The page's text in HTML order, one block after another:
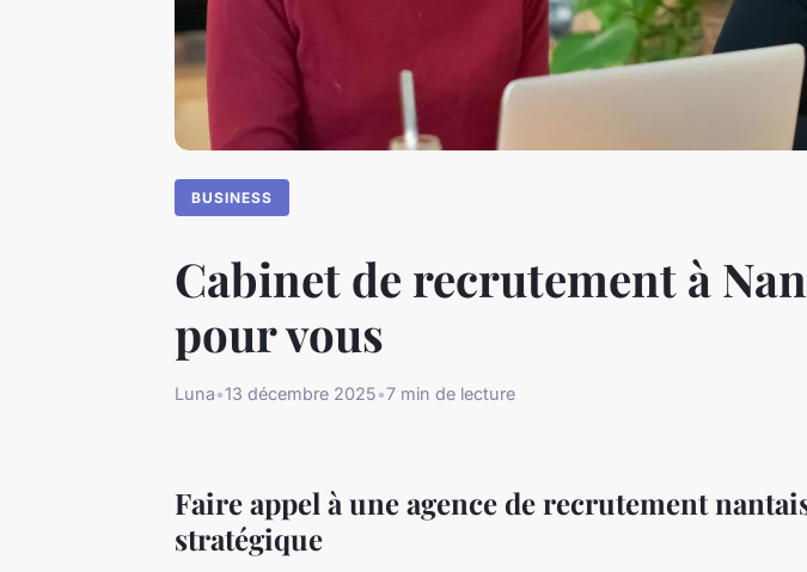
BUSINESS
Cabinet de recrutement à
pour vous
Luna•13 décembre 2025•7 min de lecture
Faire appel à une agence de recrutement
stratégique